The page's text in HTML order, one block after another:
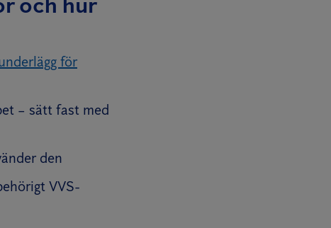
för
– sätt fast med
den
VVS-